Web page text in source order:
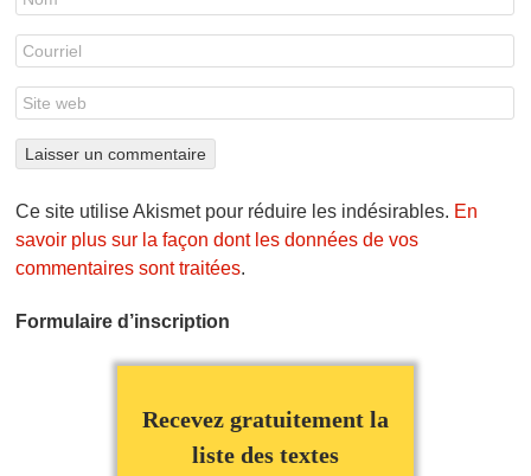
Ce site utilise Akismet pour réduire les indésirables. En
savoir plus sur la façon dont les données de vos
commentaires sont traitées.
Formulaire d’inscription
Recevez gratuitement la
liste des textes